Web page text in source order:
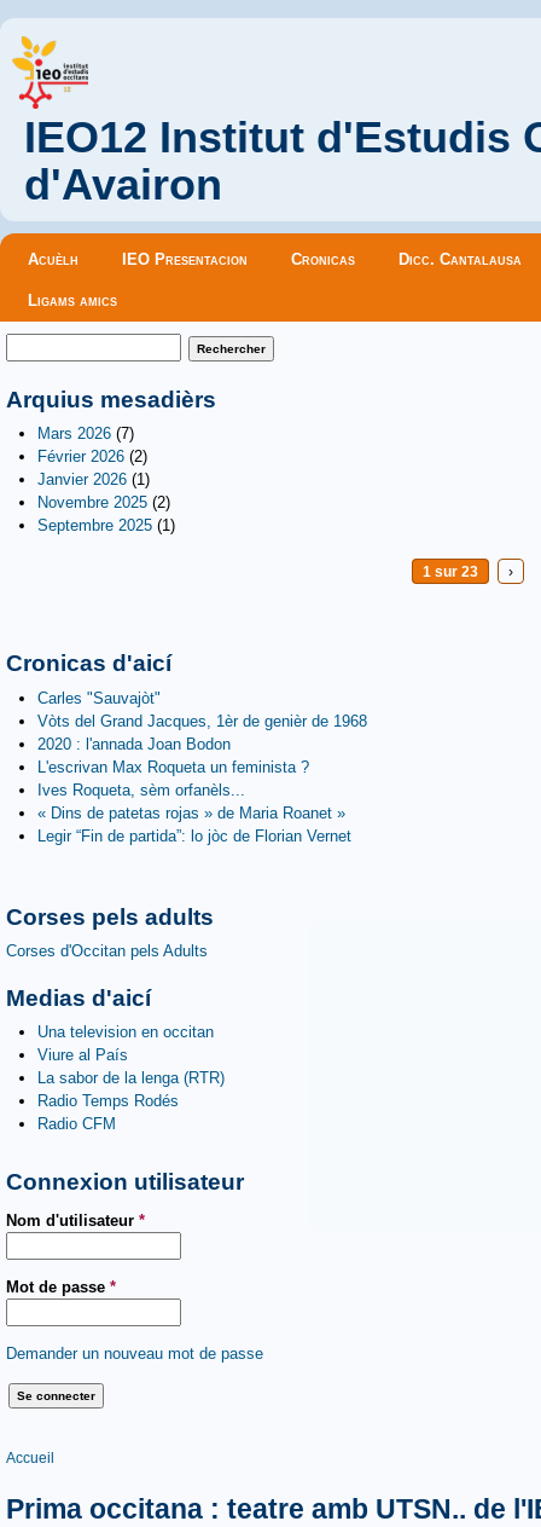
IEO12 Institut d'Estudis
d'Avairon
Menu principal
Acuèlh IEO Presentacion Cronicas Dicc. Cantalausa
Ligams amics
Formulaire de recherche
Arquius mesadièrs
Mars 2026 (7)
Février 2026 (2)
Janvier 2026 (1)
Novembre 2025 (2)
Septembre 2025 (1)
1 sur 23 ›
Cronicas d'aicí
Carles "Sauvajòt"
Vòts del Grand Jacques, 1èr de genièr de 1968
2020 : l'annada Joan Bodon
L'escrivan Max Roqueta un feminista ?
Ives Roqueta, sèm orfanèls...
« Dins de patetas rojas » de Maria Roanet »
Legir “Fin de partida”: lo jòc de Florian Vernet
Corses pels adults
Corses d'Occitan pels Adults
Medias d'aicí
Una television en occitan
Viure al País
La sabor de la lenga (RTR)
Radio Temps Rodés
Radio CFM
Connexion utilisateur
Nom d'utilisateur *
Mot de passe *
Demander un nouveau mot de passe
Vous êtes ici
Accueil
Prima occitana : teatre amb UTSN.. de